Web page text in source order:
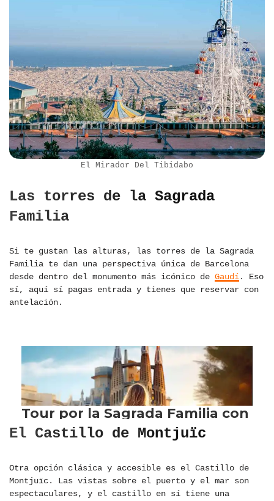
El Mirador Del Tibidabo
Las torres de la Sagrada
Familia
Si te gustan las alturas, las torres de la Sagrada
Familia te dan una perspectiva única de Barcelona
desde dentro del monumento más icónico de Gaudí. Eso
sí, aquí sí pagas entrada y tienes que reservar con
antelación.
El Castillo de Montjuïc
Otra opción clásica y accesible es el Castillo de
Montjuïc. Las vistas sobre el puerto y el mar son
espectaculares, y el castillo en sí tiene una